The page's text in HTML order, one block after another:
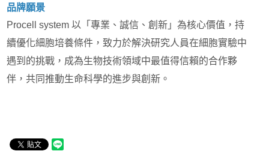
品牌願景
Procell system 以「專業、誠信、創新」為核心價值，持
續優化細胞培養條件，致力於解決研究人員在細胞實驗中
遇到的挑戰，成為生物技術領域中最值得信賴的合作夥
伴，共同推動生命科學的進步與創新。